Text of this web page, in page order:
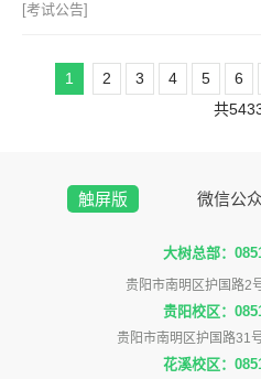
[考试公告]
1 2 3 4 5 6
共
触屏版 微信公
大树总部：
贵阳市南明区护国路2
贵阳校区：
贵阳市南明区护国路31
花溪校区：